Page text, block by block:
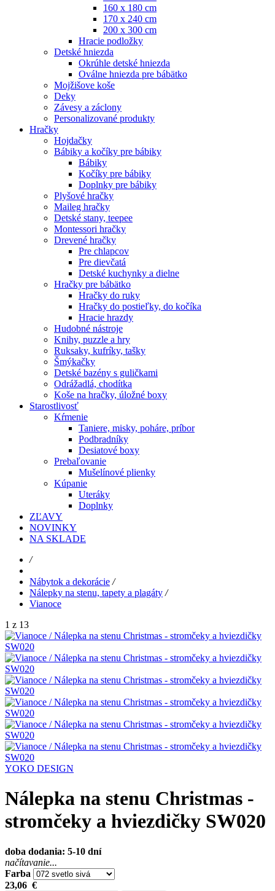
160 x 180 cm
170 x 240 cm
200 x 300 cm
Hracie podložky
Detské hniezda
Okrúhle detské hniezda
Oválne hniezda pre bábätko
Mojžišove koše
Deky
Závesy a záclony
Personalizované produkty
Hračky
Hojdačky
Bábiky a kočíky pre bábiky
Bábiky
Kočíky pre bábiky
Doplnky pre bábiky
Plyšové hračky
Maileg hračky
Detské stany, teepee
Montessori hračky
Drevené hračky
Pre chlapcov
Pre dievčatá
Detské kuchynky a dielne
Hračky pre bábätko
Hračky do ruky
Hračky do postieľky, do kočíka
Hracie hrazdy
Hudobné nástroje
Knihy, puzzle a hry
Ruksaky, kufríky, tašky
Šmýkačky
Detské bazény s guličkami
Odrážadlá, chodítka
Koše na hračky, úložné boxy
Starostlivosť
Kŕmenie
Taniere, misky, poháre, príbor
Podbradníky
Desiatové boxy
Prebaľovanie
Mušelínové plienky
Kúpanie
Uteráky
Doplnky
ZĽAVY
NOVINKY
NA SKLADE
/
Nábytok a dekorácie /
Nálepky na stenu, tapety a plagáty /
Vianoce
1 z 13
YOKO DESIGN
Nálepka na stenu Christmas -
stromčeky a hviezdičky SW020
doba dodania: 5-10 dní
načítavanie...
Farba
23,06 €